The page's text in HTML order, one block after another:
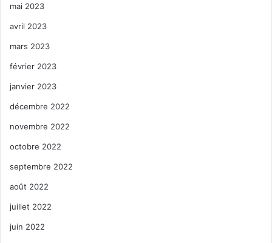
mai 2023
avril 2023
mars 2023
février 2023
janvier 2023
décembre 2022
novembre 2022
octobre 2022
septembre 2022
août 2022
juillet 2022
juin 2022